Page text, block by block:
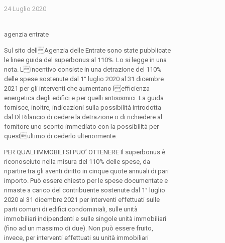
24 Luglio 2020
agenzia entrate
Sul sito dellAgenzia delle Entrate sono state pubblicate
le linee guida del superbonus al 110%. Lo si legge in una
nota. Lincentivo consiste in una detrazione del 110%
delle spese sostenute dal 1° luglio 2020 al 31 dicembre
2021 per gli interventi che aumentano lefficienza
energetica degli edifici e per quelli antisismici. La guida
fornisce, inoltre, indicazioni sulla possibilità introdotta
dal Dl Rilancio di cedere la detrazione o di richiedere al
fornitore uno sconto immediato con la possibilità per
questultimo di cederlo ulteriormente.
PER QUALI IMMOBILI SI PUO’ OTTENERE Il superbonus è
riconosciuto nella misura del 110% delle spese, da
ripartire tra gli aventi diritto in cinque quote annuali di pari
importo. Può essere chiesto per le spese documentate e
rimaste a carico del contribuente sostenute dal 1° luglio
2020 al 31 dicembre 2021 per interventi effettuati sulle
parti comuni di edifici condominiali, sulle unità
immobiliari indipendenti e sulle singole unità immobiliari
(fino ad un massimo di due). Non può essere fruito,
invece, per interventi effettuati su unità immobiliari